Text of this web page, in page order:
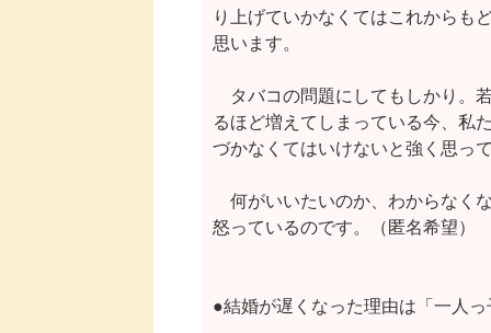
り上げていかなくてはこれからも
思います。
タバコの問題にしてもしかり。
るほど増えてしまっている今、私
づかなくてはいけないと強く思っ
何がいいたいのか、わからなく
怒っているのです。（匿名希望）
●結婚が遅くなった理由は「一人